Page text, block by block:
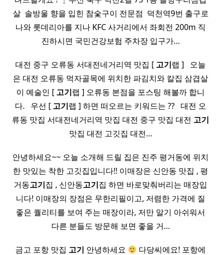
살 ​ 솔방울 향을 입힌 참숯구이 전문점 ​ 덕천역9번 출구로
나와 롯데리아를 지나 KFC 사거리에서 좌회전 200m 직
진하시면 국민건강보험 주차장 입구가…
대전 중구 오류동 서대전네거리역 맛집 [ 고기랩 ] ​ ​ 오늘
은 대전 오류동 먹자골목에 위치한 파김치와 칼집 삼겹살
이 예술인 [ 고기랩 ] 오류동 본점을 포스팅 해볼까 합니
다. ​ ​ 우선 [ 고기랩 ] 하면 떠오르는 키워드는 ?? ​ ​ 대전 오
류동 맛집 서대전네거리역 맛집 대전 중구 맛집 대전 고기
맛집 대전 고깃집 대전…
안녕하세요~~ 오늘 소개해 드릴 집은 진주 평거동에 위치
한 맛있는 착한 고깃집입니다!! 이매장은 신안동 맛집 , 평
거동고기집 , 신안동고기집 하면 바로맞춰버리는 매장입
니다! 이매장의 장점은 무한리필이고, 저렴한 가격에 질
좋은 퀄리티를 보여 주는 매장이라, 저만 알기 아쉬워서
다른 분들도 방문해 보면 좋을 거…
금고 포항 맛집 고기 안녕하세요
다당씨에요! 포항에